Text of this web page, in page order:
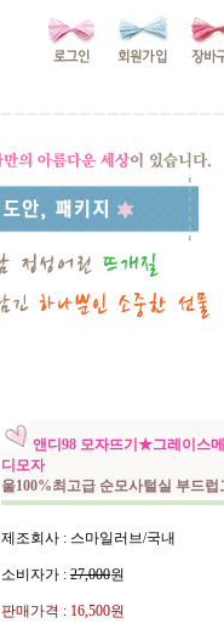
앤디98 모자뜨기★그레이스
디모자
울100%최고급 순모사털실 부드럽
제조회사 : 스마일러브/국내
소비자가 : 27,000원
판매가격 : 16,500원